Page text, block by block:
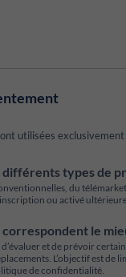
utilisées
types de
du
ou activé
le
et de prévoir
L’objectif est
de confidentialité.